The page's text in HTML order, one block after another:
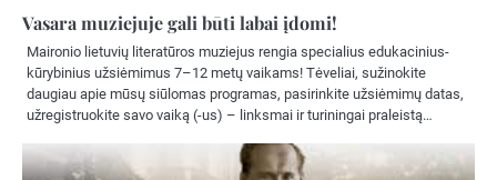
Vasara muziejuje gali būti labai įdomi!
Maironio lietuvių literatūros muziejus rengia specialius edukacinius-
kūrybinius užsiėmimus 7–12 metų vaikams! Tėveliai, sužinokite
daugiau apie mūsų siūlomas programas, pasirinkite užsiėmimų datas,
užregistruokite savo vaiką (-us) – linksmai ir turiningai praleistą…